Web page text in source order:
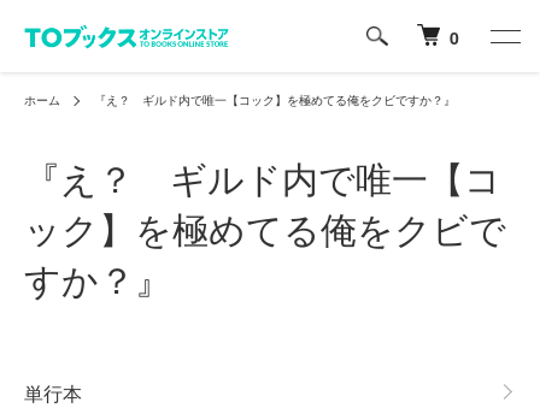
0
ホーム 『え？ ギルド内で唯一【コック】を極めてる俺をクビですか？』
『え？ ギルド内で唯一【コ
ック】を極めてる俺をクビで
すか？』
単行本